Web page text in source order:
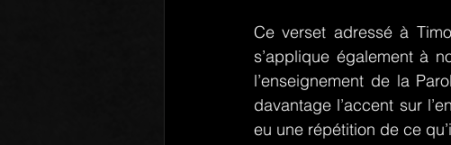
Ce verset adressé à
s’applique également à
l’enseignement de la
davantage l’accent sur
eu une répétition de ce